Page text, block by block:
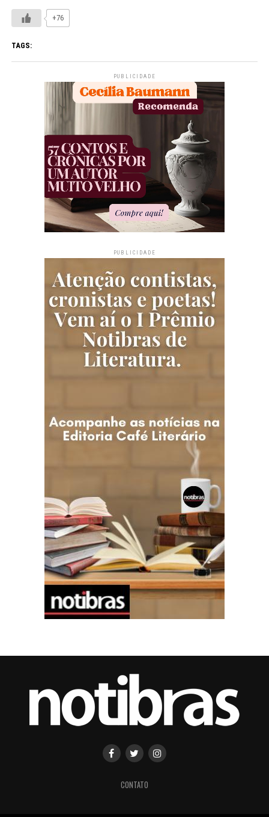
+76
TAGS:
PUBLICIDADE
PUBLICIDADE
CONTATO